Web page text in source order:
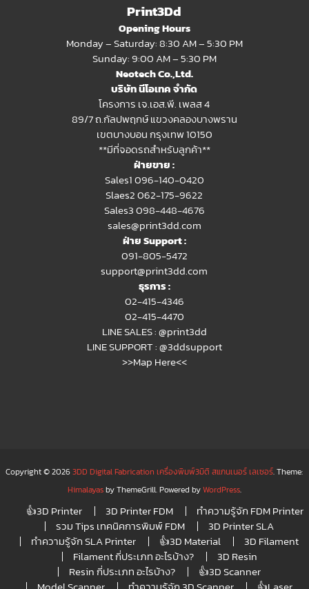
Print3Dd
Opening Hours
Monday – Saturday: 8:30 AM – 5:30 PM
Sunday: 9:00 AM – 5:30 PM
Neotech Co.,Ltd.
บริษัท นีโอเทค จำกัด
โครงการ เจ.เอส.พี. เพลส 4
89/7 ถ.กัลปพฤกษ์ แขวงคลองบางพราน
เขตบางบอน กรุงเทพ 10150
**มีที่จอดรถสำหรับลูกค้า**
ฝ่ายขาย :
Sales1 096-140-0420
Slaes2062-175-9622
Sales3 098-448-4676
sales@print3dd.com
ฝ่าย Support :
091-805-5472
support@print3dd.com
ธุรการ :
02-415-4346
02-415-4470
LINE SALES :@print3dd
LINE SUPPORT :@3ddsupport
>>Map Here<<
Copyright © 20263DD Digital Fabrication เครื่องพิมพ์3มิติ สแกนเนอร์ เลเซอร์. Theme:
Himalayasby ThemeGrill. Powered byWordPress.
👍3D Printer 3D Printer FDM
ทำความรู้จัก FDM Printer
รวม Tips เทคนิคการพิมพ์ FDM
3D Printer SLA
ทำความรู้จัก SLA Printer
👍3D Material
3D Filament
Filament กี่ประเภท อะไรบ้าง?
3D Resin
Resin กี่ประเภท อะไรบ้าง?
👍3D Scanner